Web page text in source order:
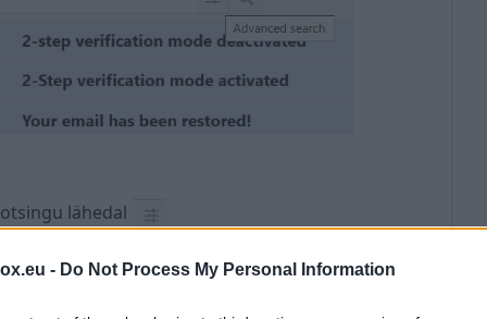
- Do Not Process My Personal Information
lähedal
saatja e-posti aadress või nimi/perekonnanimi;